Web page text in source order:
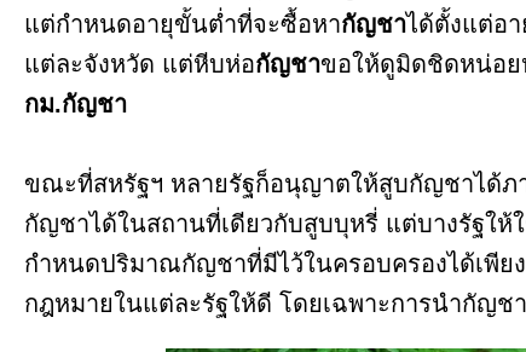
แต่กำหนดอายุขั้นต่ำที่จะซื้อหากัญชาได้ตั้งแต่อ
แต่ละจังหวัด แต่หีบห่อกัญชาขอให้ดูมิดชิดหน่อย
กม.กัญชา
ขณะที่สหรัฐฯ หลายรัฐก็อนุญาตให้สูบกัญชาได้ภ
กัญชาได้ในสถานที่เดียวกับสูบบุหรี่ แต่บางรัฐใ
กำหนดปริมาณกัญชาที่มีไว้ในครอบครองได้เพี
กฎหมายในแต่ละรัฐให้ดี โดยเฉพาะการนำกัญช